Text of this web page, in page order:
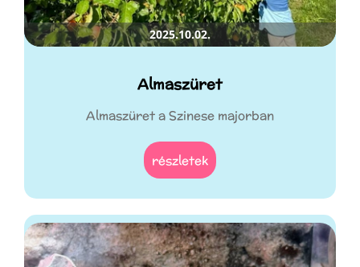
2025.10.02.
Almaszüret
Almaszüret a Szinese majorban
részletek